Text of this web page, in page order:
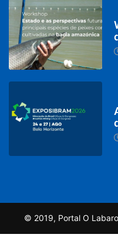
© 2019, Portal O